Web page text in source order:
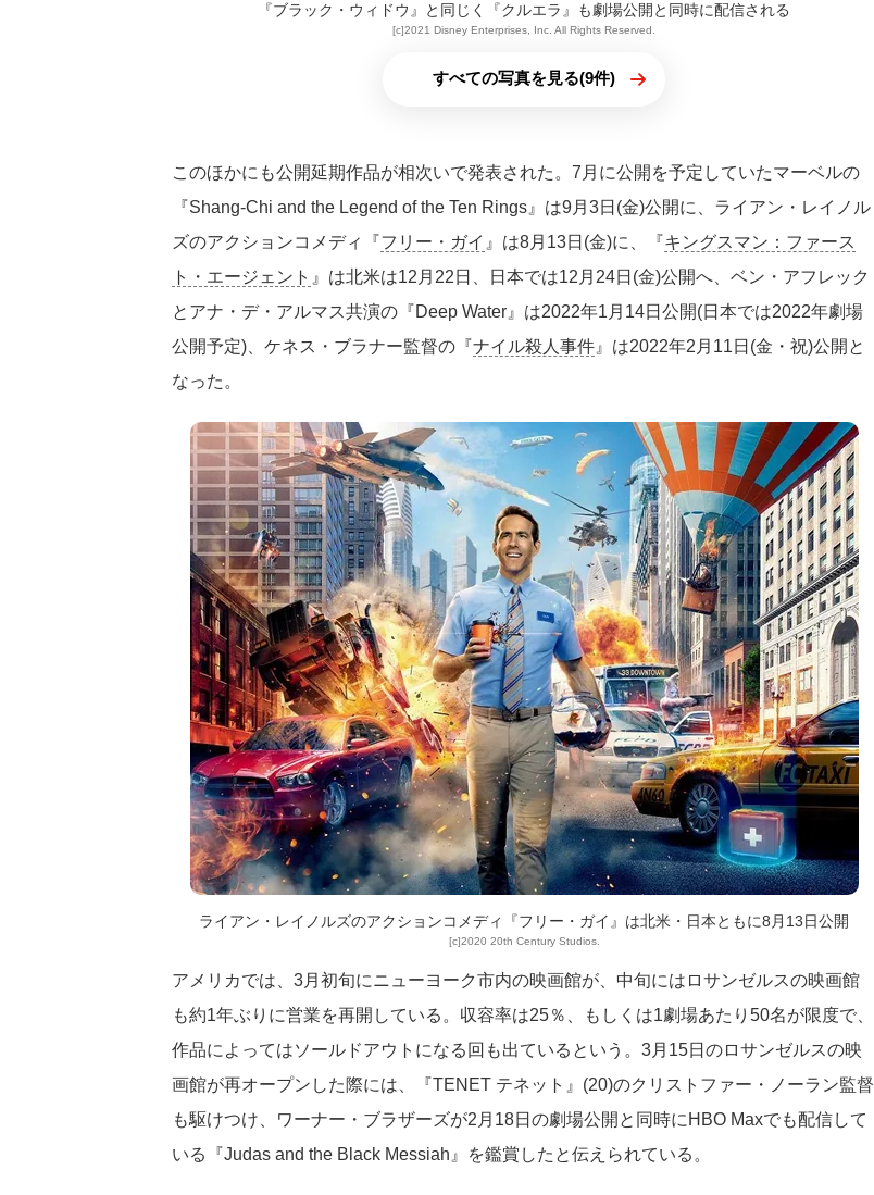
『ブラック・ウィドウ』と同じく『クルエラ』も劇場公開と同時に配信される
[c]2021 Disney Enterprises, Inc. All Rights Reserved.
すべての写真を見る(9件)
このほかにも公開延期作品が相次いで発表された。7月に公開を予定していたマーベルの
『Shang-Chi and the Legend of the Ten Rings』は9月3日(金)公開に、ライアン・レイノル
ズのアクションコメディ『フリー・ガイ 』は8月13日(金)に、『キングスマン：ファース
ト・エージェント 』は北米は12月22日、日本では12月24日(金)公開へ、ベン・アフレック
とアナ・デ・アルマス共演の『Deep Water』は2022年1月14日公開(日本では2022年劇場
公開予定)、ケネス・ブラナー監督の『ナイル殺人事件 』は2022年2月11日(金・祝)公開と
なった。
ライアン・レイノルズのアクションコメディ『フリー・ガイ』は北米・日本ともに8月13日公開
[c]2020 20th Century Studios.
アメリカでは、3月初旬にニューヨーク市内の映画館が、中旬にはロサンゼルスの映画館
も約1年ぶりに営業を再開している。収容率は25％、もしくは1劇場あたり50名が限度で、
作品によってはソールドアウトになる回も出ているという。3月15日のロサンゼルスの映
画館が再オープンした際には、『TENET テネット』(20)のクリストファー・ノーラン監督
も駆けつけ、ワーナー・ブラザーズが2月18日の劇場公開と同時にHBO Maxでも配信して
いる『Judas and the Black Messiah』を鑑賞したと伝えられている。